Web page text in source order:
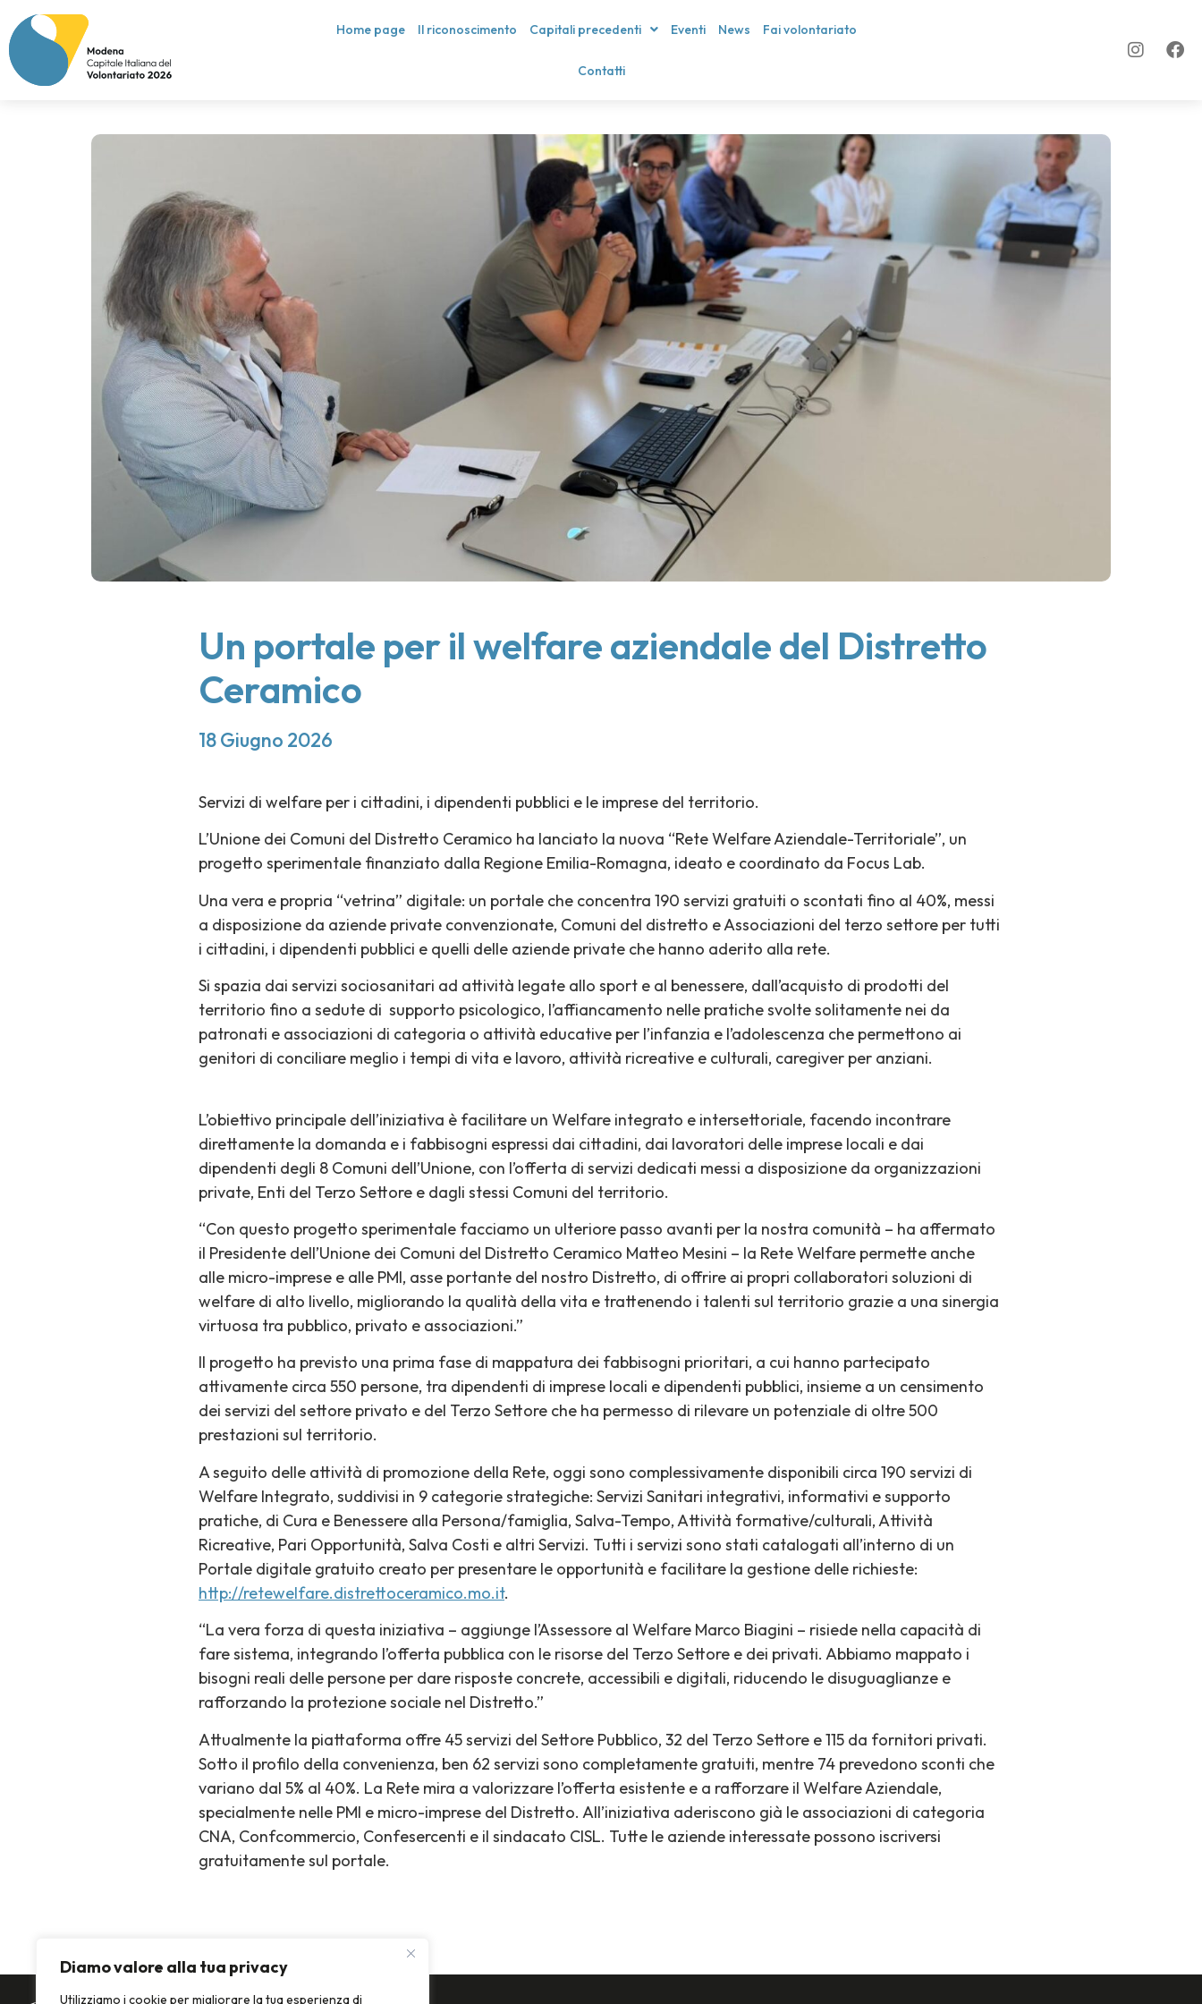
Diamo valore alla tua privacy
Utilizziamo i cookie per migliorare la tua esperienza di
Home page Il riconoscimento Capitali precedenti Eventi News Fai volontariato
Contatti
Un portale per il welfare aziendale del Distretto
Ceramico
18 Giugno 2026
Servizi di welfare per i cittadini, i dipendenti pubblici e le imprese del territorio.
L’Unione dei Comuni del Distretto Ceramico ha lanciato la nuova “Rete Welfare Aziendale-Territoriale”, un
progetto sperimentale finanziato dalla Regione Emilia-Romagna, ideato e coordinato da Focus Lab.
Una vera e propria “vetrina” digitale: un portale che concentra 190 servizi gratuiti o scontati fino al 40%, messi
a disposizione da aziende private convenzionate, Comuni del distretto e Associazioni del terzo settore per tutti
i cittadini, i dipendenti pubblici e quelli delle aziende private che hanno aderito alla rete.
Si spazia dai servizi sociosanitari ad attività legate allo sport e al benessere, dall’acquisto di prodotti del
territorio fino a sedute di supporto psicologico, l’affiancamento nelle pratiche svolte solitamente nei da
patronati e associazioni di categoria o attività educative per l’infanzia e l’adolescenza che permettono ai
genitori di conciliare meglio i tempi di vita e lavoro, attività ricreative e culturali, caregiver per anziani.
L’obiettivo principale dell’iniziativa è facilitare un Welfare integrato e intersettoriale, facendo incontrare
direttamente la domanda e i fabbisogni espressi dai cittadini, dai lavoratori delle imprese locali e dai
dipendenti degli 8 Comuni dell’Unione, con l’offerta di servizi dedicati messi a disposizione da organizzazioni
private, Enti del Terzo Settore e dagli stessi Comuni del territorio.
“Con questo progetto sperimentale facciamo un ulteriore passo avanti per la nostra comunità – ha affermato
il Presidente dell’Unione dei Comuni del Distretto Ceramico Matteo Mesini – la Rete Welfare permette anche
alle micro-imprese e alle PMI, asse portante del nostro Distretto, di offrire ai propri collaboratori soluzioni di
welfare di alto livello, migliorando la qualità della vita e trattenendo i talenti sul territorio grazie a una sinergia
virtuosa tra pubblico, privato e associazioni.”
Il progetto ha previsto una prima fase di mappatura dei fabbisogni prioritari, a cui hanno partecipato
attivamente circa 550 persone, tra dipendenti di imprese locali e dipendenti pubblici, insieme a un censimento
dei servizi del settore privato e del Terzo Settore che ha permesso di rilevare un potenziale di oltre 500
prestazioni sul territorio.
A seguito delle attività di promozione della Rete, oggi sono complessivamente disponibili circa 190 servizi di
Welfare Integrato, suddivisi in 9 categorie strategiche: Servizi Sanitari integrativi, informativi e supporto
pratiche, di Cura e Benessere alla Persona/famiglia, Salva-Tempo, Attività formative/culturali, Attività
Ricreative, Pari Opportunità, Salva Costi e altri Servizi. Tutti i servizi sono stati catalogati all’interno di un
Portale digitale gratuito creato per presentare le opportunità e facilitare la gestione delle richieste:
http://retewelfare.distrettoceramico.mo.it.
“La vera forza di questa iniziativa – aggiunge l’Assessore al Welfare Marco Biagini – risiede nella capacità di
fare sistema, integrando l’offerta pubblica con le risorse del Terzo Settore e dei privati. Abbiamo mappato i
bisogni reali delle persone per dare risposte concrete, accessibili e digitali, riducendo le disuguaglianze e
rafforzando la protezione sociale nel Distretto.”
Attualmente la piattaforma offre 45 servizi del Settore Pubblico, 32 del Terzo Settore e 115 da fornitori privati.
Sotto il profilo della convenienza, ben 62 servizi sono completamente gratuiti, mentre 74 prevedono sconti che
variano dal 5% al 40%. La Rete mira a valorizzare l’offerta esistente e a rafforzare il Welfare Aziendale,
specialmente nelle PMI e micro-imprese del Distretto. All’iniziativa aderiscono già le associazioni di categoria
CNA, Confcommercio, Confesercenti e il sindacato CISL. Tutte le aziende interessate possono iscriversi
gratuitamente sul portale.